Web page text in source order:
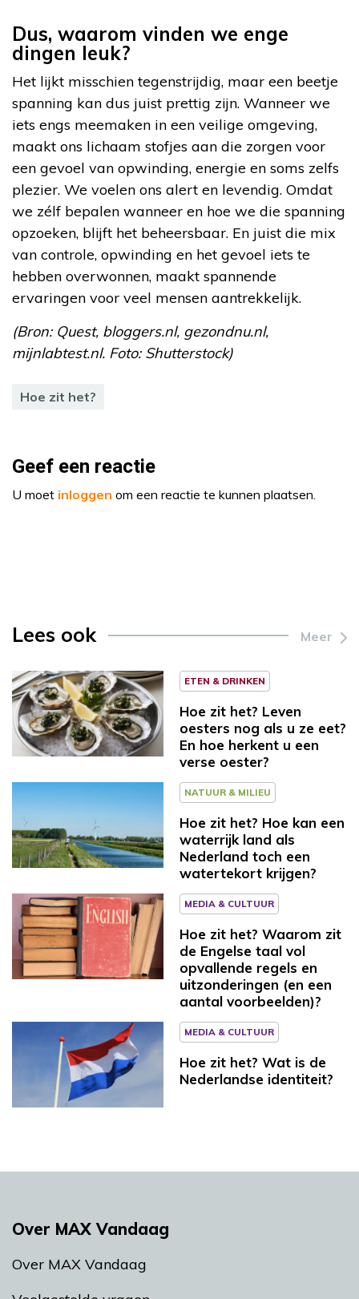
Dus, waarom vinden we enge
dingen leuk?
Het lijkt misschien tegenstrijdig, maar een beetje
spanning kan dus juist prettig zijn. Wanneer we
iets engs meemaken in een veilige omgeving,
maakt ons lichaam stofjes aan die zorgen voor
een gevoel van opwinding, energie en soms zelfs
plezier. We voelen ons alert en levendig. Omdat
we zélf bepalen wanneer en hoe we die spanning
opzoeken, blijft het beheersbaar. En juist die mix
van controle, opwinding en het gevoel iets te
hebben overwonnen, maakt spannende
ervaringen voor veel mensen aantrekkelijk.
(Bron: Quest, bloggers.nl, gezondnu.nl,
mijnlabtest.nl. Foto: Shutterstock)
Hoe zit het?
Geef een reactie
U moet inloggen om een reactie te kunnen plaatsen.
Lees ook Meer
ETEN & DRINKEN
Hoe zit het? Leven
oesters nog als u ze eet?
En hoe herkent u een
verse oester?
NATUUR & MILIEU
Hoe zit het? Hoe kan een
waterrijk land als
Nederland toch een
watertekort krijgen?
MEDIA & CULTUUR
Hoe zit het? Waarom zit
de Engelse taal vol
opvallende regels en
uitzonderingen (en een
aantal voorbeelden)?
MEDIA & CULTUUR
Hoe zit het? Wat is de
Nederlandse identiteit?
Over MAX Vandaag
Over MAX Vandaag